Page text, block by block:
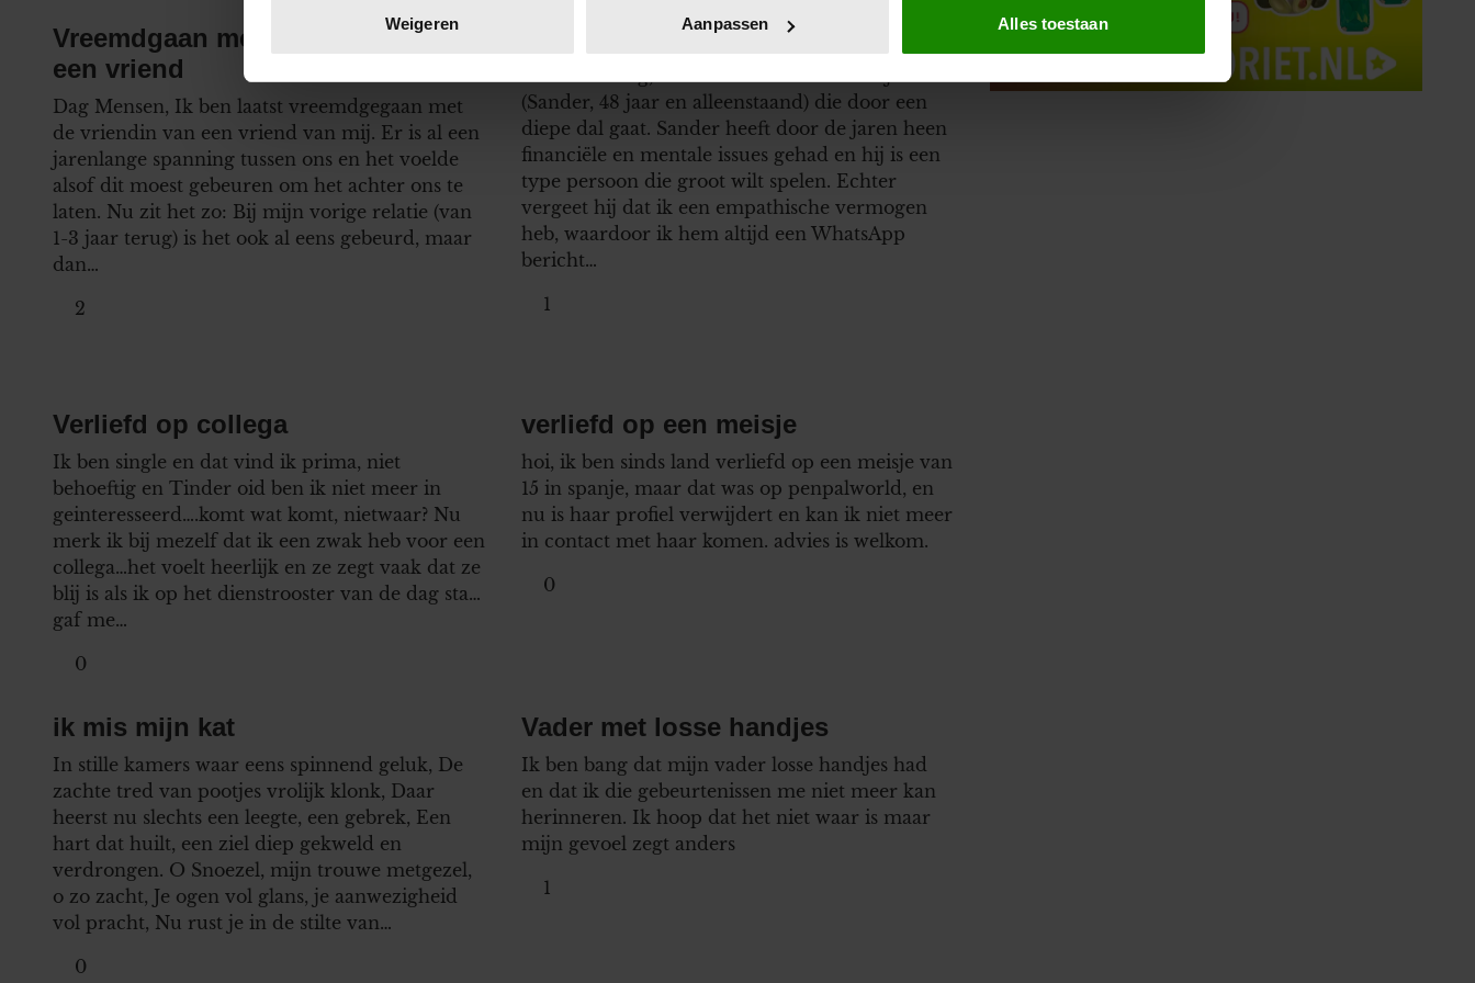
toestemming op elk moment wijzigen of intrekken in de Cookieverklaring.
We gebruiken cookies om content en advertenties te personaliseren, om functies voor social media te bieden en om ons
websiteverkeer te analyseren. Ook delen we informatie over uw gebruik van onze site met onze partners voor social
media, adverteren en analyse. Deze partners kunnen deze gegevens combineren met andere informatie die u aan ze heeft
verstrekt of die ze hebben verzameld op basis van uw gebruik van hun services. U gaat akkoord met onze cookies als u
onze website blijft gebruiken.
Weigeren Aanpassen Alles toestaan
Vreemdgaan met de vriendin van
een vriend
Dag Mensen, Ik ben laatst vreemdgegaan met
de vriendin van een vriend van mij. Er is al een
jarenlange spanning tussen ons en het voelde
alsof dit moest gebeuren om het achter ons te
laten. Nu zit het zo: Bij mijn vorige relatie (van
1-3 jaar terug) is het ook al eens gebeurd, maar
dan…
2
Vriend die door een diepe dal gaat
(Sander, 48 jaar en alleenstaand) die door een
diepe dal gaat. Sander heeft door de jaren heen
financiële en mentale issues gehad en hij is een
type persoon die groot wilt spelen. Echter
vergeet hij dat ik een empathische vermogen
heb, waardoor ik hem altijd een WhatsApp
bericht…
1
Verliefd op collega
Ik ben single en dat vind ik prima, niet
behoeftig en Tinder oid ben ik niet meer in
geinteresseerd….komt wat komt, nietwaar? Nu
merk ik bij mezelf dat ik een zwak heb voor een
collega…het voelt heerlijk en ze zegt vaak dat ze
blij is als ik op het dienstrooster van de dag sta…
gaf me…
0
verliefd op een meisje
hoi, ik ben sinds land verliefd op een meisje van
15 in spanje, maar dat was op penpalworld, en
nu is haar profiel verwijdert en kan ik niet meer
in contact met haar komen. advies is welkom.
0
ik mis mijn kat
In stille kamers waar eens spinnend geluk, De
zachte tred van pootjes vrolijk klonk, Daar
heerst nu slechts een leegte, een gebrek, Een
hart dat huilt, een ziel diep gekweld en
verdrongen. O Snoezel, mijn trouwe metgezel,
o zo zacht, Je ogen vol glans, je aanwezigheid
vol pracht, Nu rust je in de stilte van…
0
Vader met losse handjes
Ik ben bang dat mijn vader losse handjes had
en dat ik die gebeurtenissen me niet meer kan
herinneren. Ik hoop dat het niet waar is maar
mijn gevoel zegt anders
1